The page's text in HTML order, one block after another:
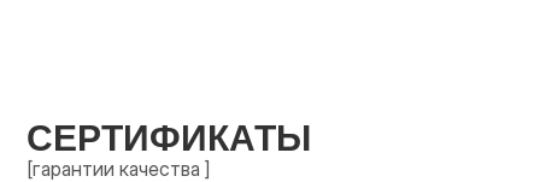
СЕРТИФИКАТЫ
[гарантии качества ]